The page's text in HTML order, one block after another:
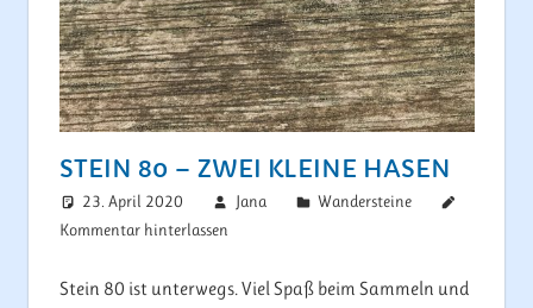
STEIN 80 – ZWEI KLEINE HASEN
23. April 2020 Jana
Wandersteine
Kommentar hinterlassen
Stein 80 ist unterwegs. Viel Spaß beim Sammeln und